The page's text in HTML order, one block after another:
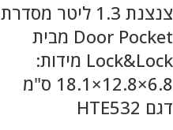
צנצנת 1.3 ליטר מסדרת
Door Pocket מבית
Lock&Lock מידות:
6.8×12.8×18.1 ס"מ
דגם HTE532